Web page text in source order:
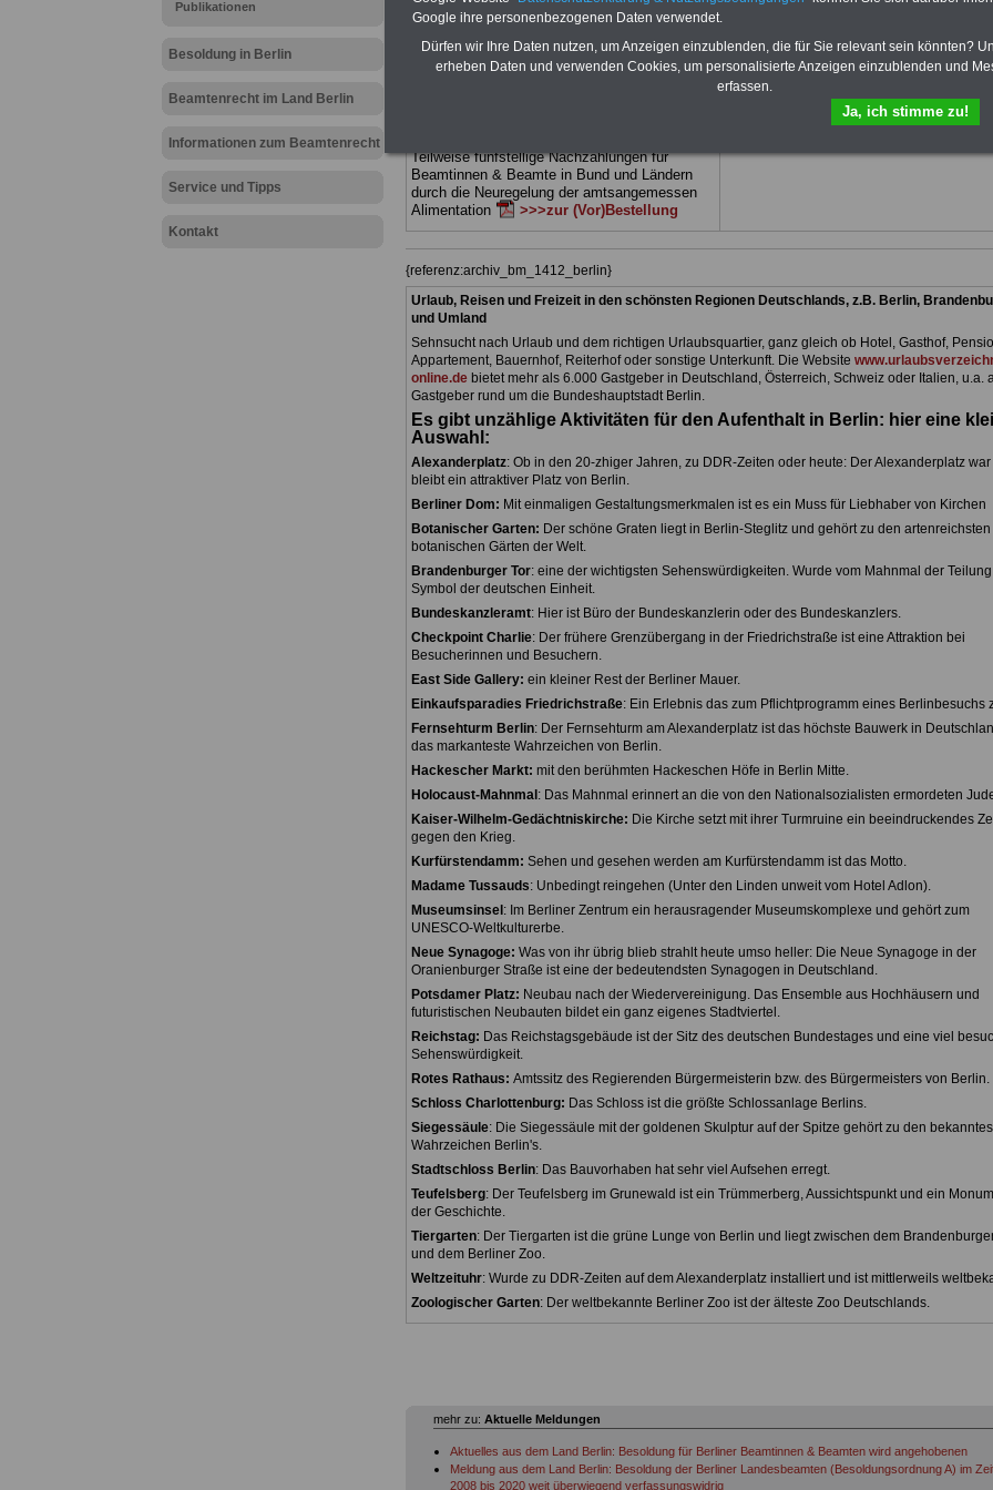
Publikationen
Besoldung in Berlin
Beamtenrecht im Land Berlin
Informationen zum Beamtenrecht
Service und Tipps
Kontakt
Ländern. Alle drei Ratgeber sind übersichtlich
gegliedert und erläutern auch komp-lizierte
Sachverhalte verständlich (auch für Mitarbei-
terinnen und Mitarbeiter des öffentlichen
Teilweise fünfstellige Nachzahlungen für
Beamtinnen & Beamte in Bund und Ländern
durch die Neuregelung der amtsangemessen
Alimentation
>>>zur (Vor)Bestellung
herunterladen, auch für Beschäftigte beim
Beamtenrecht, Besoldung, Beihilfe,
Beamtenversorgung, Rund ums Geld,
Nebentätigkeitsrecht, Frauen im öffentl.
und Berufseinstieg im öffentlichen
kann die eBooks herunterladen,
{referenz:archiv_bm_1412_berlin}
Urlaub, Reisen und Freizeit in den schönsten Regionen Deutschlands, z.B. Berlin,
und Umland
Sehnsucht nach Urlaub und dem richtigen Urlaubsquartier, ganz gleich ob Hotel, Gasthof,
Appartement, Bauernhof, Reiterhof oder sonstige Unterkunft. Die Website
online.debietet mehr als 6.000 Gastgeber in Deutschland, Österreich, Schweiz oder Italien, u.a.
Gastgeber rund um die Bundeshauptstadt Berlin.
Es gibt unzählige Aktivitäten für den Aufenthalt in Berlin: hier eine
Auswahl:
Alexanderplatz: Ob in den 20-zhiger Jahren, zu DDR-Zeiten oder heute: Der Alexanderplatz war
bleibt ein attraktiver Platz von Berlin.
Berliner Dom: Mit einmaligen Gestaltungsmerkmalen ist es ein Muss für Liebhaber von Kirchen
Botanischer Garten: Der schöne Graten liegt in Berlin-Steglitz und gehört zu den artenreichsten
botanischen Gärten der Welt.
Brandenburger Tor: eine der wichtigsten Sehenswürdigkeiten. Wurde vom Mahnmal der
Symbol der deutschen Einheit.
Bundeskanzleramt: Hier ist Büro der Bundeskanzlerin oder des Bundeskanzlers.
Checkpoint Charlie: Der frühere Grenzübergang in der Friedrichstraße ist eine Attraktion bei
Besucherinnen und Besuchern.
East Side Gallery: ein kleiner Rest der Berliner Mauer.
Einkaufsparadies Friedrichstraße: Ein Erlebnis das zum Pflichtprogramm eines Berlinbesuchs
Fernsehturm Berlin: Der Fernsehturm am Alexanderplatz ist das höchste Bauwerk in
das markanteste Wahrzeichen von Berlin.
Hackescher Markt: mit den berühmten Hackeschen Höfe in Berlin Mitte.
Holocaust-Mahnmal : Das Mahnmal erinnert an die von den Nationalsozialisten ermordeten
Kaiser-Wilhelm-Gedächtniskirche: Die Kirche setzt mit ihrer Turmruine ein beeindruckendes
gegen den Krieg.
Kurfürstendamm: Sehen und gesehen werden am Kurfürstendamm ist das Motto.
Madame Tussauds: Unbedingt reingehen (Unter den Linden unweit vom Hotel Adlon).
Museumsinsel : Im Berliner Zentrum ein herausragender Museumskomplexe und gehört zum
UNESCO-Weltkulturerbe.
Neue Synagoge: Was von ihr übrig blieb strahlt heute umso heller: Die Neue Synagoge in der
Oranienburger Straße ist eine der bedeutendsten Synagogen in Deutschland.
Potsdamer Platz: Neubau nach der Wiedervereinigung. Das Ensemble aus Hochhäusern und
futuristischen Neubauten bildet ein ganz eigenes Stadtviertel.
Reichstag: Das Reichstagsgebäude ist der Sitz des deutschen Bundestages und eine viel
Sehenswürdigkeit.
Rotes Rathaus: Amtssitz des Regierenden Bürgermeisterin bzw. des Bürgermeisters von Berlin.
Schloss Charlottenburg: Das Schloss ist die größte Schlossanlage Berlins.
Siegessäule: Die Siegessäule mit der goldenen Skulptur auf der Spitze gehört zu den
Wahrzeichen Berlin's.
Stadtschloss Berlin: Das Bauvorhaben hat sehr viel Aufsehen erregt.
Teufelsberg: Der Teufelsberg im Grunewald ist ein Trümmerberg, Aussichtspunkt und ein
der Geschichte.
Tiergarten: Der Tiergarten ist die grüne Lunge von Berlin und liegt zwischen dem
und dem Berliner Zoo.
Weltzeituhr: Wurde zu DDR-Zeiten auf dem Alexanderplatz installiert und ist mittlerweils
Zoologischer Garten: Der weltbekannte Berliner Zoo ist der älteste Zoo Deutschlands.
mehr zu: Aktuelle Meldungen
Aktuelles aus dem Land Berlin: Besoldung für Berliner Beamtinnen & Beamten wird angehobenen
Meldung aus dem Land Berlin: Besoldung der Berliner Landesbeamten (Besoldungsordnung A) im
Google ihre personenbezogenen Daten verwendet.
Dürfen wir Ihre Daten nutzen, um Anzeigen einzublenden, die für Sie relevant sein könnten?
erheben Daten und verwenden Cookies, um personalisierte Anzeigen einzublenden und
erfassen.
Ja, ich stimme zu!